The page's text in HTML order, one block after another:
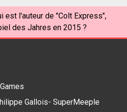
est l'auteur de "Colt Express",
des Jahres en 2015 ?
Gallois- SuperMeeple